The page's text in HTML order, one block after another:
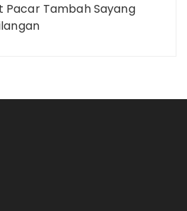
Pacar Tambah Sayang